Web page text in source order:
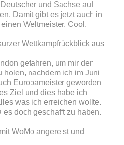
und Sachse auf
Damit gibt es jetzt auch in
Weltmeister. Cool.
Wettkampfrückblick aus
gefahren, um mir den
holen, nachdem ich im Juni
Europameister geworden
Ziel und dies habe ich
was ich erreichen wollte.
es doch geschafft zu haben.
WoMo angereist und